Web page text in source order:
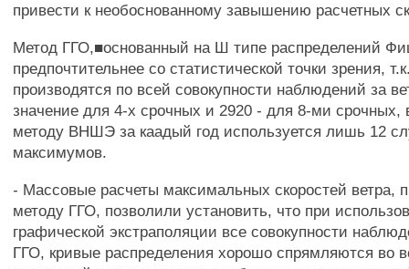
привести к необоснованному завышению расчетных
Метод ГГО,■основанный на Ш типе распределений
предпочтительнее со статистической точки зрения,
производятся по всей совокупности наблюдений за
значение для 4-х срочных и 2920 - для 8-ми срочных,
методу ВНШЭ за каадый год используется лишь 12
максимумов.
- Массовые расчеты максимальных скоростей ветра,
методу ГГО, позволили установить, что при
графической экстраполяции все совокупности
ГГО, кривые распределения хорошо спрямляются во